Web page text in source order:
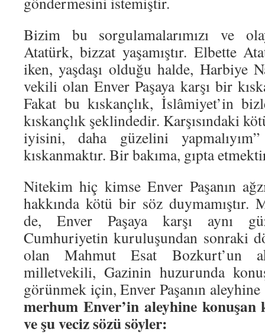
Bizim bu sorgulamalarımızı ve
Atatürk, bizzat yaşamıştır. Elbette
iken, yaşdaşı olduğu halde, Harbiye
vekili olan Enver Paşaya karşı bir
Fakat bu kıskançlık, İslâmiyet’in
kıskançlık şeklindedir. Karşısındaki
iyisini, daha güzelini
kıskanmaktır. Bir bakıma, gıpta
Nitekim hiç kimse Enver Paşanın
hakkında kötü bir söz duymamıştır.
de, Enver Paşaya karşı aynı
Cumhuriyetin kuruluşundan sonraki
olan Mahmut Esat Bozkurt’un
milletvekili, Gazinin huzurunda
görünmek için, Enver Paşanın
merhum Enver’in aleyhine
ve şu veciz sözü söyler: